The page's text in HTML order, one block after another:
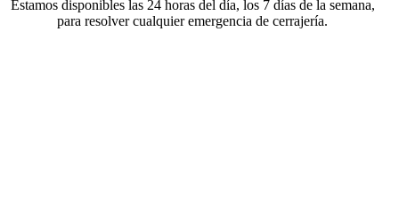
Estamos disponibles las 24 horas del día, los 7 días de la semana,
para resolver cualquier emergencia de cerrajería.